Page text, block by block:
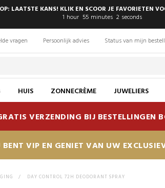
LAATSTE KANS! KLIK EN SCOOR JE FAVORIETEN
hour 55 minutes 1 second
vragen Persoonlijk advies Status van mijn
HUIS ZONNECRÈME JUWELIERS
VERZENDING BIJ BESTELLINGEN
BENT VIP EN GENIET VAN UW
> DAY CONTROL 72H DEODORANT SPRAY